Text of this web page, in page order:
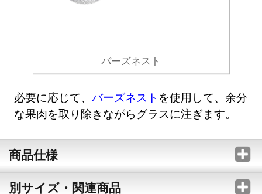
バーズネスト
必要に応じて、バーズネスト を使用して、余分
な果肉を取り除きながらグラスに注ぎます。
商品仕様
別サイズ・関連商品